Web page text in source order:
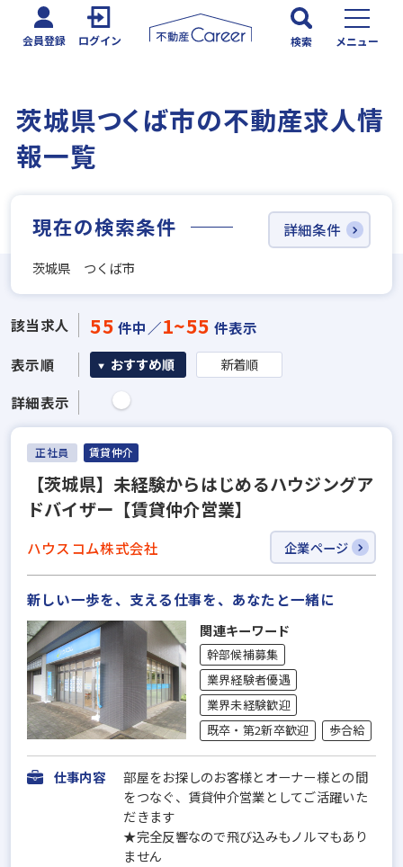
会員登録 ログイン 検索 メニュー
茨城県つくば市の不動産求人情
報一覧
現在の検索条件
茨城県 つくば市
詳細条件
該当求人 55 件中／1~55 件表示
表示順
おすすめ順 新着順
詳細表示
正社員 賃貸仲介
【茨城県】未経験からはじめるハウジングア
ドバイザー【賃貸仲介営業】
ハウスコム株式会社 企業ページ
新しい一歩を、支える仕事を、あなたと一緒に
関連キーワード
幹部候補募集
業界経験者優遇
業界未経験歓迎
既卒・第2新卒歓迎
歩合給
仕事内容
部屋をお探しのお客様とオーナー様との間
をつなぐ、賃貸仲介営業としてご活躍いた
だきます
★完全反響なので飛び込みもノルマもあり
ません